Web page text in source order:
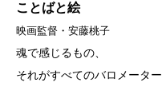
ことばと絵
映画監督・安藤桃子
魂で感じるもの、
それがすべてのバロメーター